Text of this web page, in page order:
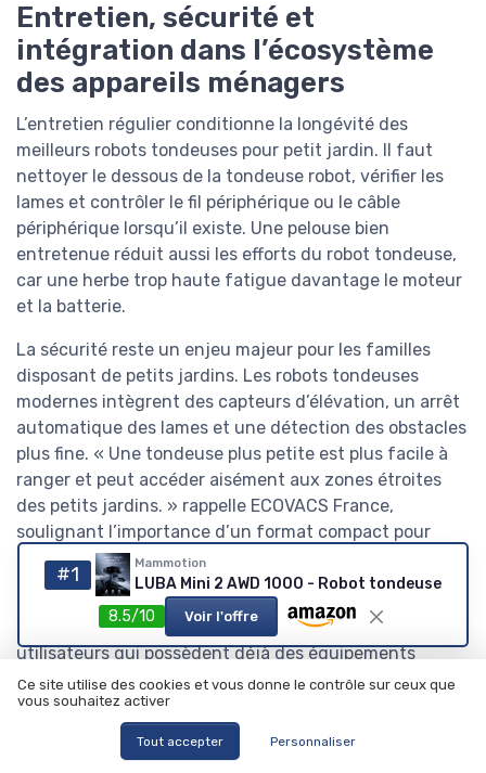
Entretien, sécurité et
intégration dans l’écosystème
des appareils ménagers
L’entretien régulier conditionne la longévité des
meilleurs robots tondeuses pour petit jardin. Il faut
nettoyer le dessous de la tondeuse robot, vérifier les
lames et contrôler le fil périphérique ou le câble
périphérique lorsqu’il existe. Une pelouse bien
entretenue réduit aussi les efforts du robot tondeuse,
car une herbe trop haute fatigue davantage le moteur
et la batterie.
La sécurité reste un enjeu majeur pour les familles
disposant de petits jardins. Les robots tondeuses
modernes intègrent des capteurs d’élévation, un arrêt
automatique des lames et une détection des obstacles
plus fine. « Une tondeuse plus petite est plus facile à
ranger et peut accéder aisément aux zones étroites
des petits jardins. » rappelle ECOVACS France,
soulignant l’importance d’un format compact pour
limiter les risques.
Dans l’univers des appareils ménagers, le jardin robot
s’inscrit désormais dans un ensemble connecté. Les
utilisateurs qui possèdent déjà des équipements
sophistiqués, comme une tondeuse fil pour les finitions
ou d’autres appareils sans fil, apprécient la cohérence
de cet écosystème. Les robots tondeuses deviennent
ainsi complémentaires des tondeuses robots plus
#1 Mammotion
LUBA Mini 2 AWD 1000 - Robot tondeuse
8.5/10
Voir l'offre
Ce site utilise des cookies et vous donne le contrôle sur ceux que
vous souhaitez activer
Tout accepter Personnaliser